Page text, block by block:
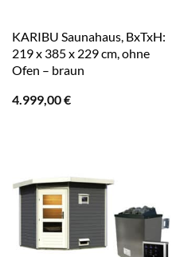
KARIBU Saunahaus, BxTxH:
219 x 385 x 229 cm, ohne
Ofen – braun
4.999,00€